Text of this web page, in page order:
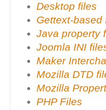
Desktop files
Gettext-based
Java property
Joomla INI
Maker
Mozilla DTD
Mozilla
PHP Files